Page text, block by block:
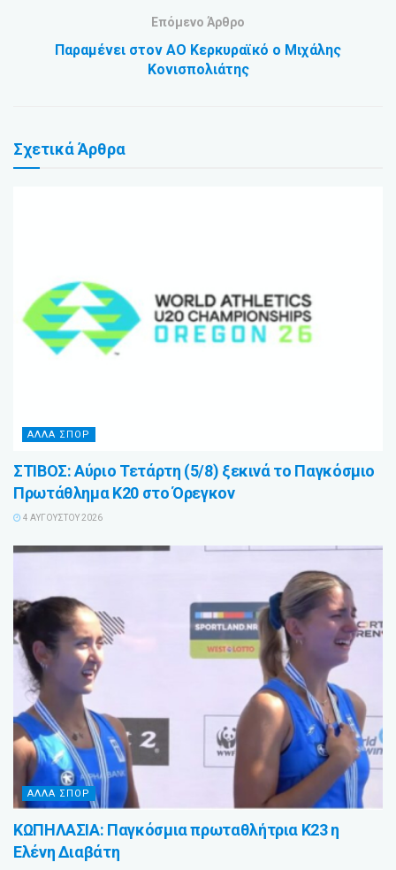
Επόμενο Άρθρο
Παραμένει στον ΑΟ Κερκυραϊκό ο Μιχάλης
Κονισπολιάτης
ΣχετικάΆρθρα
ΑΛΛΑ ΣΠΟΡ
ΣΤΙΒΟΣ: Αύριο Τετάρτη (5/8) ξεκινά το Παγκόσμιο
Πρωτάθλημα Κ20 στο Όρεγκον
4 ΑΥΓΟΎΣΤΟΥ 2026
ΑΛΛΑ ΣΠΟΡ
ΚΩΠΗΛΑΣΙΑ: Παγκόσμια πρωταθλήτρια Κ23 η
Ελένη Διαβάτη